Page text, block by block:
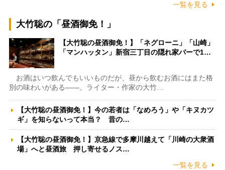
一覧を見る
大竹聡の「昼酒御免！」
【大竹聡の昼酒御免！】「ネグローニ」「山崎」
「マンハッタン」新宿三丁目の隠れ家バーで1…
お酒はいつ飲んでもいいものだが、昼から飲むお酒にはまた格
別の味わいがある――。ライター・作家の大竹…
【大竹聡の昼酒御免！】今の若者は「なめろう」や「キヌカツ
ギ」を知らないって本当？ 昔の…
【大竹聡の昼酒御免！】京急線で多摩川越えて「川崎の大衆酒
場」へと昼酒旅 押し寄せるノス…
一覧を見る